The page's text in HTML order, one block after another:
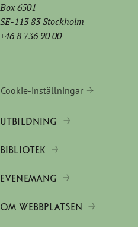
Box 6501
SE-113 83 Stockholm
+46 8 736 90 00
Cookie-inställningar
UTBILDNING
BIBLIOTEK
EVENEMANG
OM WEBBPLATSEN